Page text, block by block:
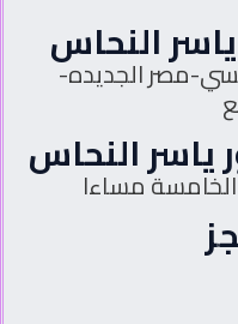
النحاس
مصر الجديده-
ياسر النحاس
الخامسة مساءا